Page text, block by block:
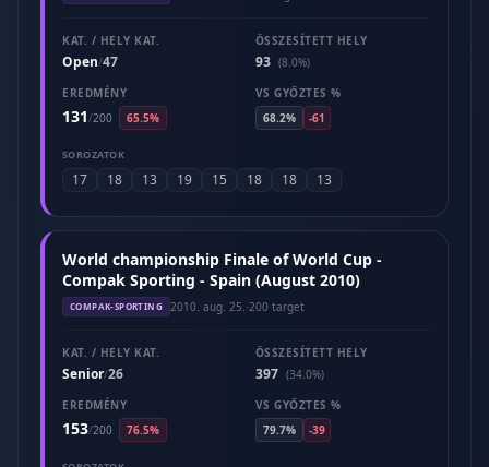
KAT. / HELY KAT.
Open/47
ÖSSZESÍTETT HELY
93 (8.0%)
EREDMÉNY
131/200 65.5%
VS GYŐZTES %
68.2%
-61
SOROZATOK
17 18 13 19 15 18 18 13
World championship Finale of World Cup -
Compak Sporting - Spain (August 2010)
COMPAK-SPORTING 2010. aug. 25. ·200 target
KAT. / HELY KAT.
Senior/26
ÖSSZESÍTETT HELY
397 (34.0%)
EREDMÉNY
153/200 76.5%
VS GYŐZTES %
79.7%
-39